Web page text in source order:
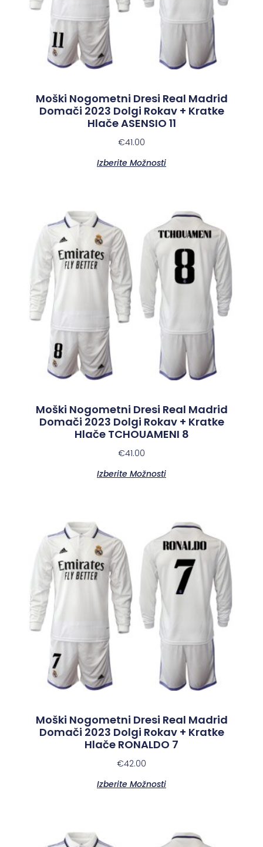
Moški Nogometni Dresi Real Madrid
Domači 2023 Dolgi Rokav + Kratke
Hlače ASENSIO 11
€41.00
Izberite Možnosti
Moški Nogometni Dresi Real Madrid
Domači 2023 Dolgi Rokav + Kratke
Hlače TCHOUAMENI 8
€41.00
Izberite Možnosti
Moški Nogometni Dresi Real Madrid
Domači 2023 Dolgi Rokav + Kratke
Hlače RONALDO 7
€42.00
Izberite Možnosti